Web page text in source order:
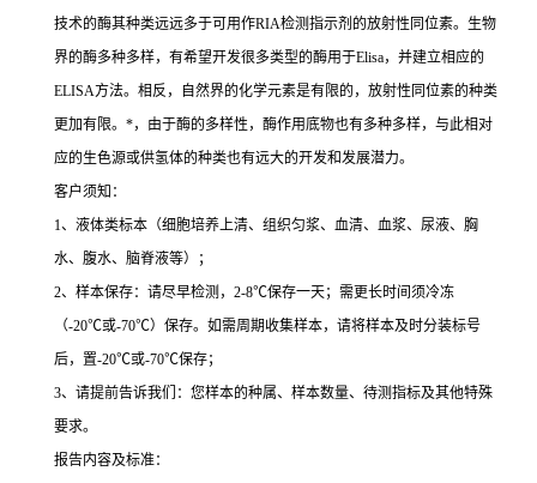
技术的酶其种类远远多于可用作RIA检测指示剂的放射性同位素。生物
界的酶多种多样，有希望开发很多类型的酶用于Elisa，并建立相应的
ELISA方法。相反，自然界的化学元素是有限的，放射性同位素的种类
更加有限。 *，由于酶的多样性，酶作用底物也有多种多样，与此相对
应的生色源或供氢体的种类也有远大的开发和发展潜力。
客户须知：
1、液体类标本（细胞培养上清、组织匀浆、血清、血浆、尿液、胸
水、腹水、脑脊液等）；
2、样本保存：请尽早检测， 2-8℃保存一天；需更长时间须冷冻
（-20℃或-70℃）保存。如需周期收集样本，请将样本及时分装标号
后，置-20℃或-70℃保存；
3、请提前告诉我们：您样本的种属、样本数量、待测指标及其他特殊
要求。
报告内容及标准：